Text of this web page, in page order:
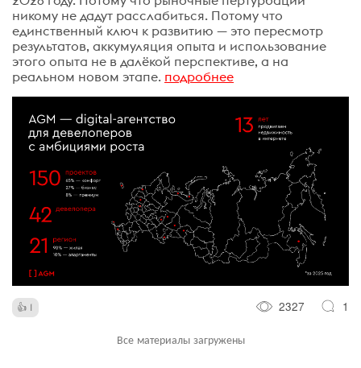
никому не дадут расслабиться. Потому что
единственный ключ к развитию — это пересмотр
результатов, аккумуляция опыта и использование
этого опыта не в далёкой перспективе, а на
реальном новом этапе. подробнее
1 2327 1
Все материалы загружены